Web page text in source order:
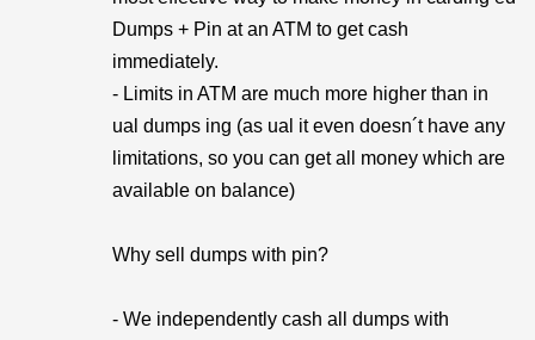
Dumps + Pin at an ATM to get cash
immediately.
- Limits in ATM are much more higher than in
ual dumps ing (as ual it even doesn´t have any
limitations, so you can get all money which are
available on balance)
Why sell dumps with pin?
- We independently cash all dumps with